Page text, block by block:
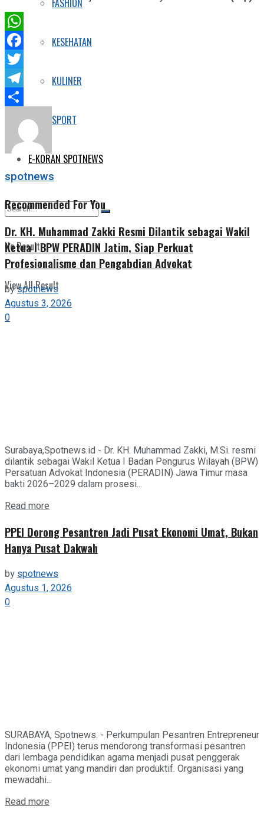
FASHION
KESEHATAN
KULINER
SPORT
E-KORAN SPOTNEWS
No Result
View All Result
WhatsApp
Facebook
Twitter
Telegram
spotnews
Recommended For You
Dr. KH. Muhammad Zakki Resmi Dilantik sebagai Wakil
Ketua I BPW PERADIN Jatim, Siap Perkuat
Profesionalisme dan Pengabdian Advokat
byspotnews
Agustus 3, 2026
0
Surabaya,Spotnews.id - Dr. KH. Muhammad Zakki, M.Si. resmi
dilantik sebagai Wakil Ketua I Badan Pengurus Wilayah (BPW)
Persatuan Advokat Indonesia (PERADIN) Jawa Timur masa
bakti 2026–2029 dalam prosesi...
Read more
PPEI Dorong Pesantren Jadi Pusat Ekonomi Umat, Bukan
Hanya Pusat Dakwah
byspotnews
Agustus 1, 2026
0
SURABAYA, Spotnews. - Perkumpulan Pesantren Entrepreneur
Indonesia (PPEI) terus mendorong transformasi pesantren
dari lembaga pendidikan agama menjadi pusat penggerak
ekonomi umat yang mandiri dan produktif. Organisasi yang
mewadahi...
Read more